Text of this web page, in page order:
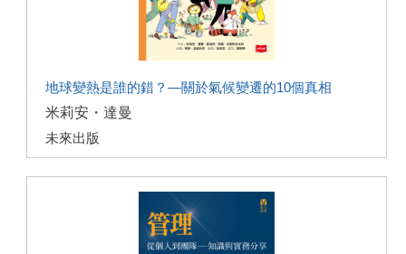
地球變熱是誰的錯？—關於氣候變遷的10個真相
米莉安・達曼
未來出版